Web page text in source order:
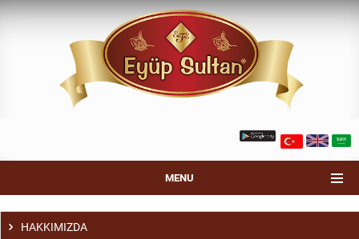
MENU
HAKKIMIZDA